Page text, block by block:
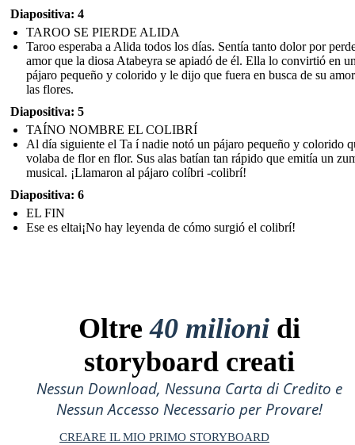
Diapositiva: 4
TAROO SE PIERDE ALIDA
Taroo esperaba a Alida todos los días. Sentía tanto dolor por
amor que la diosa Atabeyra se apiadó de él. Ella lo convirtió en
pájaro pequeño y colorido y le dijo que fuera en busca de su
las flores.
Diapositiva: 5
TAÍNO NOMBRE EL COLIBRÍ
Al día siguiente el Ta í nadie notó un pájaro pequeño y colorido
volaba de flor en flor. Sus alas batían tan rápido que emitía un
musical. ¡Llamaron al pájaro colíbri -colibrí!
Diapositiva: 6
EL FIN
Ese es eltai¡No hay leyenda de cómo surgió el colibrí!
Oltre40 milioni di
storyboard creati
Nessun Download, Nessuna Carta di Credito e
Nessun Accesso Necessario per Provare!
CREARE IL MIO PRIMO STORYBOARD